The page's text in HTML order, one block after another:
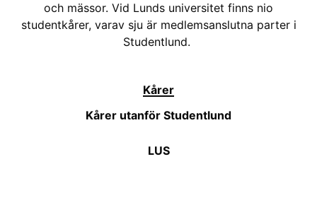
och mässor. Vid Lunds universitet finns nio
studentkårer, varav sju är medlemsanslutna parter i
Studentlund.
Kårer
Kårer utanför Studentlund
LUS